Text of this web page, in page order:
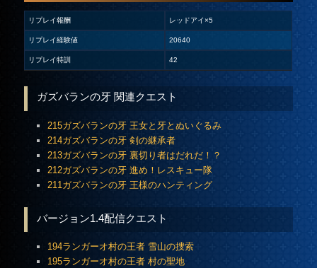
リプレイ報酬 レッドアイ×5
リプレイ経験値 20640
リプレイ特訓 42
ガズバランの牙 関連クエスト
215ガズバランの牙 王女と牙とぬいぐるみ
214ガズバランの牙 剣の継承者
213ガズバランの牙 裏切り者はだれだ！？
212ガズバランの牙 進め！レスキュー隊
211ガズバランの牙 王様のハンティング
バージョン1.4配信クエスト
194ランガーオ村の王者 雪山の捜索
195ランガーオ村の王者 村の聖地